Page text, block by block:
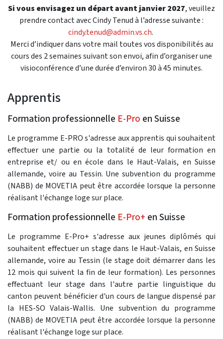
Si vous envisagez un départ avant janvier 2027, veuillez
prendre contact avec Cindy Tenud à l’adresse suivante :
cindy.tenud@admin.vs.ch.
Merci d’indiquer dans votre mail toutes vos disponibilités au
cours des 2 semaines suivant son envoi, afin d’organiser une
visioconférence d’une durée d’environ 30 à 45 minutes.
Apprentis
Formation professionnelle E-Pro en Suisse
Le programme E-PRO s'adresse aux apprentis qui souhaitent
effectuer une partie ou la totalité de leur formation en
entreprise et/ ou en école dans le Haut-Valais, en Suisse
allemande, voire au Tessin. Une subvention du programme
(NABB) de MOVETIA peut être accordée lorsque la personne
réalisant l'échange loge sur place.
Formation professionnelle E-Pro+ en Suisse
Le programme E-Pro+ s'adresse aux jeunes diplômés qui
souhaitent effectuer un stage dans le Haut-Valais, en Suisse
allemande, voire au Tessin (le stage doit démarrer dans les
12 mois qui suivent la fin de leur formation). Les personnes
effectuant leur stage dans l'autre partie linguistique du
canton peuvent bénéficier d'un cours de langue dispensé par
la HES-SO Valais-Wallis. Une subvention du programme
(NABB) de MOVETIA peut être accordée lorsque la personne
réalisant l'échange loge sur place.